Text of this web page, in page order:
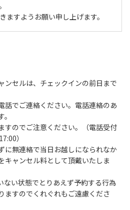
ますようお願い申し上げます。
用はできません。高校生以上の方
広場を含む。）の使用は、事前に
連泊の方を除き、正午からです。
き1区画の予約をお願いします。
手続きを行ってください。午後3
3時になりましたら管理棟にて手
後5時過ぎにお越しの方は、翌朝
ろし時以外は、駐車場にとめてく
前10時まで（日帰り使用の場合は
クインの手続きを行っていない
は、必ず手続きを行ってくださ
ンセルは、チェックインの前日まで
話でご連絡ください。電話連絡のあ
すのでご注意ください。（電話受付
）
に無連絡で当日お越しになられなか
キャンセル料として頂戴いたしま
ない状態でとりあえず予約する行為
ますのでくれぐれもご遠慮くださ